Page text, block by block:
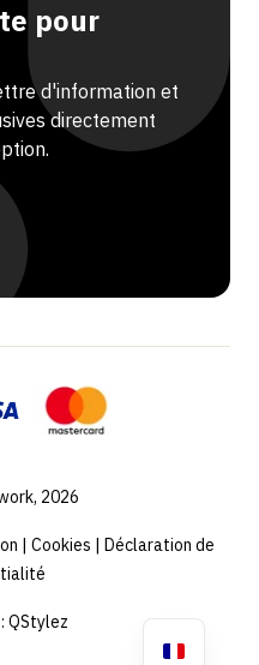
pour
d'information et
directement
2026
| Cookies | Déclaration de
QStylez